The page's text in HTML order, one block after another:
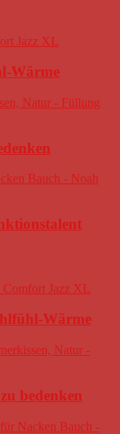
Wärme
Wärme
bedenken